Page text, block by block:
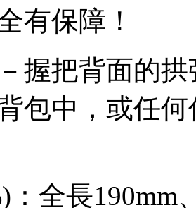
有保障！
握把背面的
包中，或任
：全長190mm